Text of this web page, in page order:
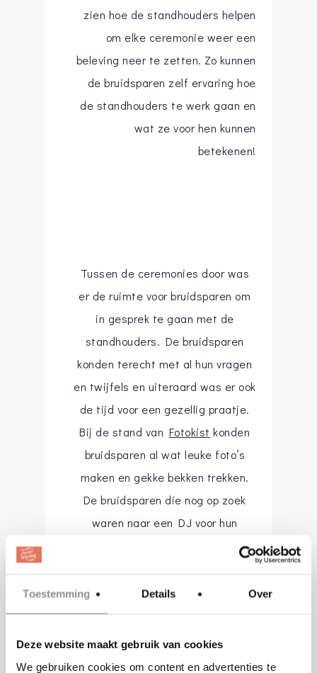
Toestemming Details Over
Deze website maakt gebruik van cookies
We gebruiken cookies om content en advertenties te
zien hoe de standhouders helpen
om elke ceremonie weer een
beleving neer te zetten. Zo kunnen
de bruidsparen zelf ervaring hoe
de standhouders te werk gaan en
wat ze voor hen kunnen
betekenen!
Tussen de ceremonies door was
er de ruimte voor bruidsparen om
in gesprek te gaan met de
standhouders. De bruidsparen
konden terecht met al hun vragen
en twijfels en uiteraard was er ook
de tijd voor een gezellig praatje.
Bij de stand van Fotokist konden
bruidsparen al wat leuke foto’s
maken en gekke bekken trekken.
De bruidsparen die nog op zoek
waren naar een DJ voor hun
bruiloft konden terecht bij de DJ